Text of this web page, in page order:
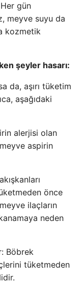
gün
meyve suyu da
kozmetik
şeyler hasarı:
da, aşırı tüketim
aşağıdaki
alerjisi olan
aspirin
önce
ilaçların
neden
Böbrek
tüketmeden